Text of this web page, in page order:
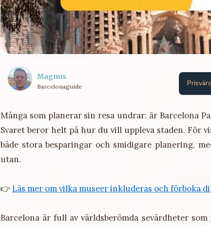
Magnus
Barcelonaguide
Många som planerar sin resa undrar: är Barcelona
Svaret beror helt på hur du vill uppleva staden. För
både stora besparingar och smidigare planering,
utan.
👉Läs mer om vilka museer inkluderas och förboka
Barcelona är full av världsberömda sevärdheter som